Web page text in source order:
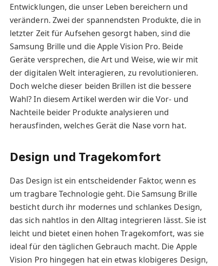
Entwicklungen, die unser Leben bereichern und
verändern. Zwei der spannendsten Produkte, die in
letzter Zeit für Aufsehen gesorgt haben, sind die
Samsung Brille und die Apple Vision Pro. Beide
Geräte versprechen, die Art und Weise, wie wir mit
der digitalen Welt interagieren, zu revolutionieren.
Doch welche dieser beiden Brillen ist die bessere
Wahl? In diesem Artikel werden wir die Vor- und
Nachteile beider Produkte analysieren und
herausfinden, welches Gerät die Nase vorn hat.
Design und Tragekomfort
Das Design ist ein entscheidender Faktor, wenn es
um tragbare Technologie geht. Die Samsung Brille
besticht durch ihr modernes und schlankes Design,
das sich nahtlos in den Alltag integrieren lässt. Sie ist
leicht und bietet einen hohen Tragekomfort, was sie
ideal für den täglichen Gebrauch macht. Die Apple
Vision Pro hingegen hat ein etwas klobigeres Design,